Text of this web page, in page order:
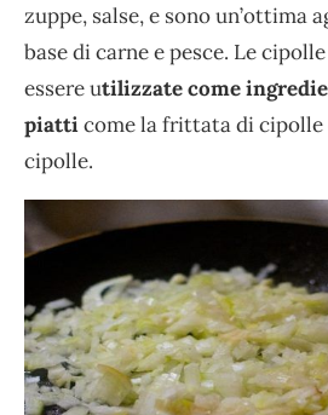
zuppe, salse, e sono un’ottima
base di carne e pesce. Le
essere utilizzate come
piatticome la frittata di cipolle
cipolle.